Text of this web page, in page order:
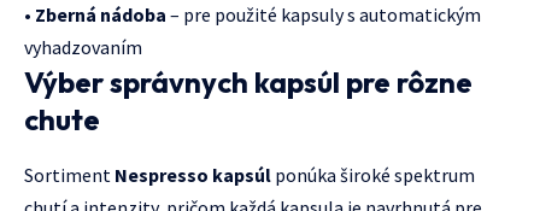
• Zberná nádoba – pre použité kapsuly s automatickým
vyhadzovaním
Výber správnych kapsúl pre rôzne
chute
Sortiment Nespresso kapsúl ponúka široké spektrum